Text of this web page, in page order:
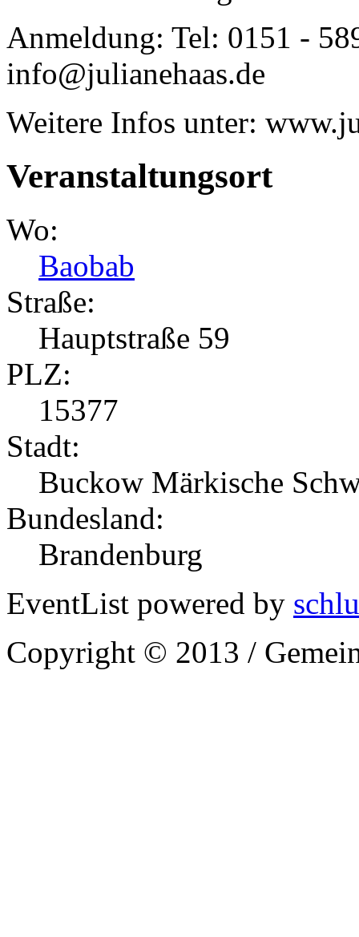
Anmeldung: Tel: 0151 -
info@julianehaas.de
Weitere Infos unter:
Veranstaltungsort
Wo:
Baobab
Straße:
Hauptstraße 59
PLZ:
15377
Stadt:
Buckow Märkische
Bundesland:
Brandenburg
EventList powered by
Copyright © 2013 /